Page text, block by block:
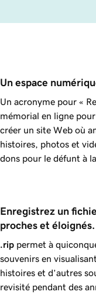
Un espace
Un acronyme pour «
mémorial en ligne
créer un site Web où
histoires, photos et
dons pour le défunt à
Enregistrez un
proches et éloignés.
.rip permet à
souvenirs en
histoires et d’autres
revisité pendant des